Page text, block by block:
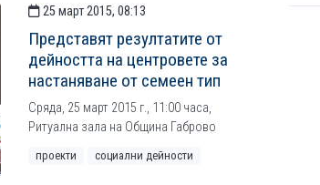
25 март 2015, 08:13
Представят резултатите от
дейността на центровете за
настаняване от семеен тип
Сряда, 25 март 2015 г., 11:00 часа,
Ритуална зала на Община Габрово
проекти социални дейности